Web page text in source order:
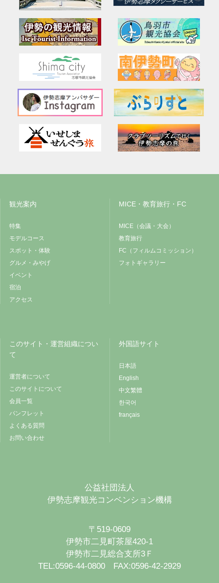
観光案内
特集
モデルコース
スポット・体験
グルメ・みやげ
イベント
宿泊
アクセス
MICE・教育旅行・FC
MICE（会議・大会）
教育旅行
FC（フィルムコミッション）
フォトギャラリー
このサイト・運営組織につい
て
運営者について
このサイトについて
会員一覧
パンフレット
よくある質問
お問い合わせ
外国語サイト
日本語
English
中文繁體
한국어
français
公益社団法人
伊勢志摩観光コンベンション機構
〒519-0609
伊勢市二見町茶屋420-1
伊勢市二見総合支所3Ｆ
TEL:0596-44-0800 FAX:0596-42-2929